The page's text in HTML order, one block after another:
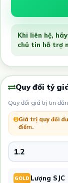
Khi liên hệ,
chủ tin hỗ trợ
Quy đổi tỷ
Quy đổi giá trị tin
Giá trị quy đổi
điểm.
GOLD Lượng SJC